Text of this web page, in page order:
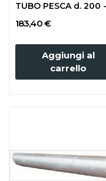
183,40 €
Aggiungi al
carrello